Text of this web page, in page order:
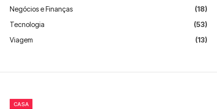
Negócios e Finanças
(18)
Tecnologia
(53)
Viagem
(13)
CASA